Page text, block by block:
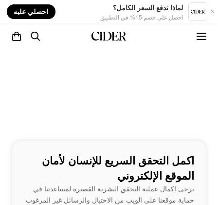
لماذا تدفع السعر الكامل؟
احصل على خصم 15% في التطبيق
احصلي عليه
اكمل التحقق السريع للإنسان لأمان
الموقع الإلكتروني
يرجى إكمال عملية التحقق البشرية القصيرة لمساعدتنا في
حماية موقعنا على الويب من الاحتيال والرسائل غير المرغوب